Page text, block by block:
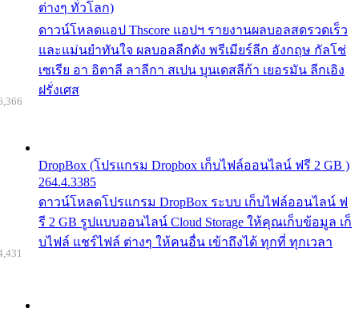
ต่างๆ ทั่วโลก)
ดาวน์โหลดแอป Thscore แอปฯ รายงานผลบอลสดรวดเร็ว
และแม่นยำทันใจ ผลบอลลีกดัง พรีเมียร์ลีก อังกฤษ กัลโช่
เซเรีย อา อิตาลี ลาลีกา สเปน บุนเดสลีก้า เยอรมัน ลีกเอิง
ฝรั่งเศส
DropBox (โปรแกรม Dropbox เก็บไฟล์ออนไลน์ ฟรี 2 GB )
264.4.3385
ดาวน์โหลดโปรแกรม DropBox ระบบ เก็บไฟล์ออนไลน์ ฟ
รี 2 GB รูปแบบออนไลน์ Cloud Storage ให้คุณเก็บข้อมูล เก็
บไฟล์ แชร์ไฟล์ ต่างๆ ให้คนอื่น เข้าถึงได้ ทุกที่ ทุกเวลา